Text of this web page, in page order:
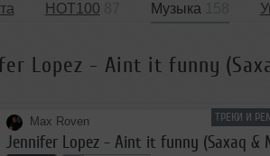
HOT100 Музыка
Lopez - Aint it funny
ТРЕКИ И
Max Roven